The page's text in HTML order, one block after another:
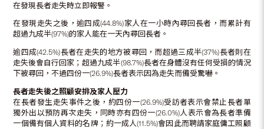
在發現長者走失時立即報警。
在發現走失之後，逾四成(44.8%)家人在一小時內尋回長者，而累計有
超過九成半(97%)的家人能在一天內尋回長者。
逾四成(42.5%)長者在走失的地方被尋回，而超過三成半(37%)長者則在
走失後會自行回家；超過九成半(98.7%)長者在身體沒有任何受損的情況
下被尋回，不過四份一(26.9%)長者表示因為走失而備受驚嚇。
長者走失後之照顧安排及家人壓力
在長者發生走失事件之後，約四份一(26.9%)受訪者表示會禁止長者單
獨外出以預防再次走失，同時亦有四份一(26.0%)人表示會為長者準備
一個備有個人資料的名牌；約一成人(11.5%)會因此而聘請家庭傭工照顧